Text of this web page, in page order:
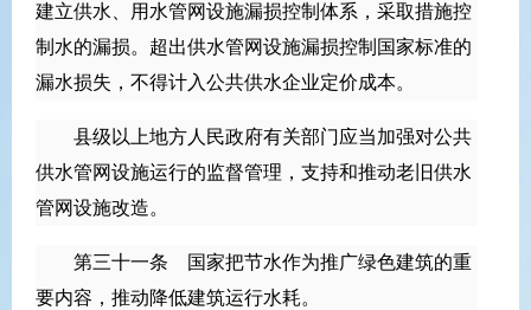
建立供水、用水管网设施漏损控制体系，采取措施控
制水的漏损。超出供水管网设施漏损控制国家标准的
漏水损失，不得计入公共供水企业定价成本。
县级以上地方人民政府有关部门应当加强对公共
供水管网设施运行的监督管理，支持和推动老旧供水
管网设施改造。
第三十一条 国家把节水作为推广绿色建筑的重
要内容，推动降低建筑运行水耗。